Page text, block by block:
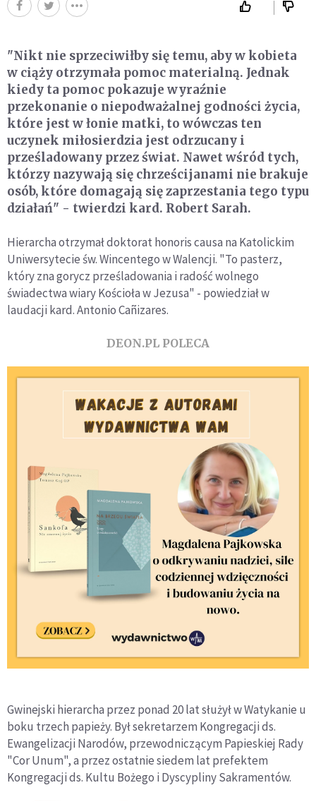
"Nikt nie sprzeciwiłby się temu, aby w kobieta
w ciąży otrzymała pomoc materialną. Jednak
kiedy ta pomoc pokazuje wyraźnie
przekonanie o niepodważalnej godności życia,
które jest w łonie matki, to wówczas ten
uczynek miłosierdzia jest odrzucany i
prześladowany przez świat. Nawet wśród tych,
którzy nazywają się chrześcijanami nie brakuje
osób, które domagają się zaprzestania tego typu
działań" - twierdzi kard. Robert Sarah.
Hierarcha otrzymał doktorat honoris causa na Katolickim
Uniwersytecie św. Wincentego w Walencji. "To pasterz,
który zna gorycz prześladowania i radość wolnego
świadectwa wiary Kościoła w Jezusa" - powiedział w
laudacji kard. Antonio Cañizares.
DEON.PL POLECA
Gwinejski hierarcha przez ponad 20 lat służył w Watykanie u
boku trzech papieży. Był sekretarzem Kongregacji ds.
Ewangelizacji Narodów, przewodniczącym Papieskiej Rady
"Cor Unum", a przez ostatnie siedem lat prefektem
Kongregacji ds. Kultu Bożego i Dyscypliny Sakramentów.